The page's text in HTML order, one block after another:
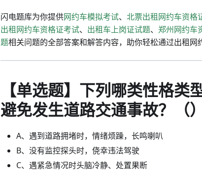
闪电题库为你提供网约车模拟考试、 北票出租网约车资格
出租网约车资格证考试、 出租车上岗证试题、 郑州网约车
题相关问题的全部答案和解答内容，助你轻松通过出租网
【单选题】下列哪类性格
避免发生道路交通事故？（）
A、遇到道路拥堵时，情绪烦躁，长鸣喇叭
B、没有监控探头时，侥幸违法驾驶
C、遇紧急情况时头脑冷静、处置果断